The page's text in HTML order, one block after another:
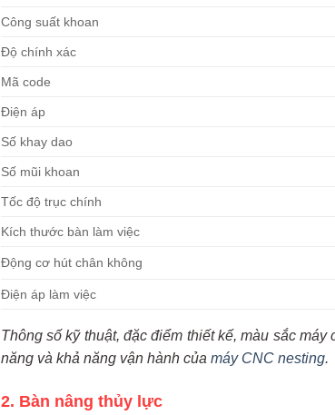
Công suất khoan
Độ chính xác
Mã code
Điện áp
Số khay dao
Số mũi khoan
Tốc độ trục chính
Kích thước bàn làm việc
Động cơ hút chân không
Điện áp làm việc
Thông số kỹ thuật, đặc điểm thiết kế, màu sắc
năng và khả năng vận hành của máy CNC nesting.
2. Bàn nâng thủy lực